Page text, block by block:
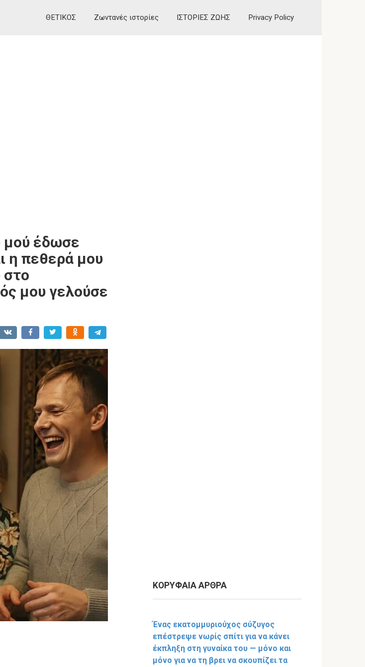
ΘΕΤΙΚΟΣ Ζωντανές ιστορίες ΙΣΤΟΡΙΕΣ ΖΩΗΣ Privacy Policy
μού έδωσε
η πεθερά μου
στο
μου γελούσε
ΚΟΡΥΦΑΙΑ ΑΡΘΡΑ
Ένας εκατομμυριούχος σύζυγος
επέστρεψε νωρίς σπίτι για να κάνει
έκπληξη στη γυναίκα του — μόνο και
μόνο για να τη βρει να σκουπίζει τα